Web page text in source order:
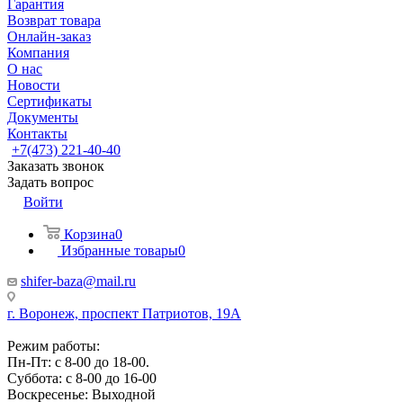
Гарантия
Возврат товара
Онлайн-заказ
Компания
О нас
Новости
Сертификаты
Документы
Контакты
+7(473) 221-40-40
Заказать звонок
Задать вопрос
Войти
Корзина0
Избранные товары0
shifer-baza@mail.ru
г. Воронеж, проспект Патриотов, 19А
Режим работы:
Пн-Пт: с 8-00 до 18-00.
Суббота: с 8-00 до 16-00
Воскресенье: Выходной